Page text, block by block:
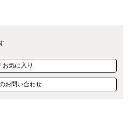
お気に入り
お問い合わせ